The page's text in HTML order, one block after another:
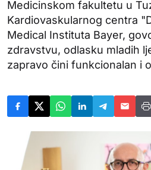
Medicinskom fakultetu u
Kardiovaskularnog centra
Medical Instituta Bayer,
zdravstvu, odlasku mladih
zapravo čini funkcionalan i